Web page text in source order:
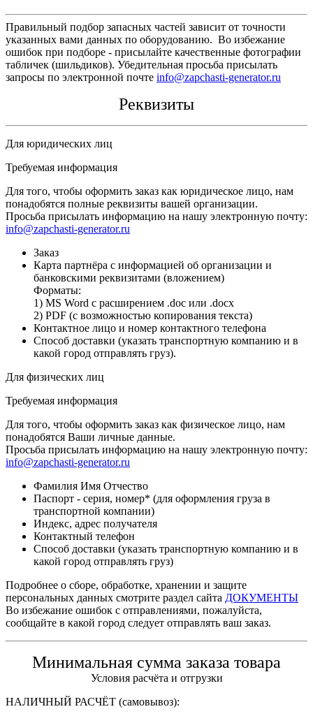
Правильный подбор запасных частей зависит от точности
указанных вами данных по оборудованию. Во избежание
ошибок при подборе - присылайте качественные фотографии
табличек (шильдиков). Убедительная просьба присылать
запросы по электронной почте info@zapchasti-generator.ru
Реквизиты
Для юридических лиц
Требуемая информация
Для того, чтобы оформить заказ как юридическое лицо, нам
понадобятся полные реквизиты вашей организации.
Просьба присылать информацию на нашу электронную почту:
info@zapchasti-generator.ru
Заказ
Карта партнёра с информацией об организации и
банковскими реквизитами (вложением)
Форматы:
1) MS Word с расширением .doc или .docx
2) PDF (с возможностью копирования текста)
Контактное лицо и номер контактного телефона
Способ доставки (указать транспортную компанию и в
какой город отправлять груз).
Для физических лиц
Требуемая информация
Для того, чтобы оформить заказ как физическое лицо, нам
понадобятся Ваши личные данные.
Просьба присылать информацию на нашу электронную почту:
info@zapchasti-generator.ru
Фамилия Имя Отчество
Паспорт - серия, номер* (для оформления груза в
транспортной компании)
Индекс, адрес получателя
Контактный телефон
Способ доставки (указать транспортную компанию и в
какой город отправлять груз)
Подробнее о сборе, обработке, хранении и защите
персональных данных смотрите раздел сайта ДОКУМЕНТЫ
Во избежание ошибок с отправлениями, пожалуйста,
сообщайте в какой город следует отправлять ваш заказ.
Минимальная сумма заказа товара
Условия расчёта и отгрузки
НАЛИЧНЫЙ РАСЧЁТ (самовывоз):